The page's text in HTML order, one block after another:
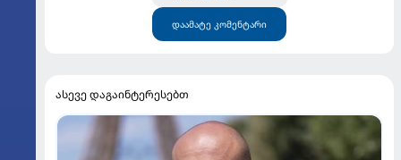
დაამატე კომენტარი
ასევე დაგაინტერესებთ